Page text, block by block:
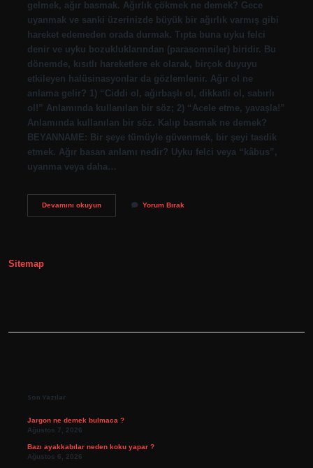
gelmek, ağır basmak. Ağırlık çökmek ne demek? Gece
uyanmak ve sanki üzerinizde büyük bir ağırlık varmış gibi
hareket edemeden orada durmak. Tıpta buna uyku felci
denir ve uyku bozukluklarından (parasomniler) biridir. Bu
dönemde, kısıtlı hareketlere ek olarak, birçok duyuyu
etkileyen halüsinasyonlar da gözlemlenir. Ağır ol ne
anlama gelir? 1) “Ciddi ol, ağırbaşlı ol, dikkatli ol, sabırlı
ol!” Anlamında kullanılan bir söz; 2) “Acele etme, yavaşla!”
Anlamında kullanılan bir söz. Kalıp basmak ne demek?
BEYANNAME: Bir şeye tümüyle güvenmek, bir şeyi tasdik
etmek. Ağır basan anlamı nedir? Uyku felci veya “kâbus”,
uyanma veya daha…
Devamını okuyunAğır
Yorum Bırak
Sitemap
Son Yazılar
Jargon ne demek bulmaca ?
Ağustos 7, 2026
Bazı ayakkabılar neden koku yapar ?
Ağustos 6, 2026